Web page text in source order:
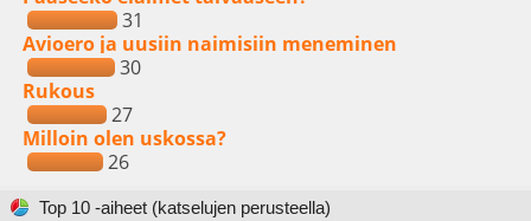
31
Avioero ja uusiin naimisiin meneminen
30
Rukous
27
Milloin olen uskossa?
26
Top 10 -aiheet (katselujen perusteella)